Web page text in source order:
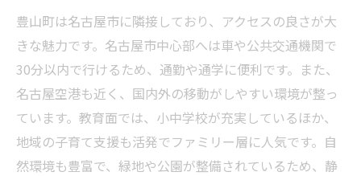
資ポイント
豊山町での住み替えを検討するなら知っておき
たい最新情報
まとめ：豊山町が提供する理想の暮らしと不動
産の魅力
豊山町は名古屋市に隣接しており、アクセスの良さが大
きな魅力です。名古屋市中心部へは車や公共交通機関で
30分以内で行けるため、通勤や通学に便利です。また、
名古屋空港も近く、国内外の移動がしやすい環境が整っ
ています。教育面では、小中学校が充実しているほか、
地域の子育て支援も活発でファミリー層に人気です。自
然環境も豊富で、緑地や公園が整備されているため、静